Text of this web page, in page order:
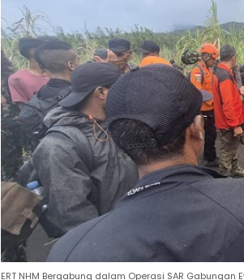
ERT NHM Bergabung dalam Operasi SAR Gabungan